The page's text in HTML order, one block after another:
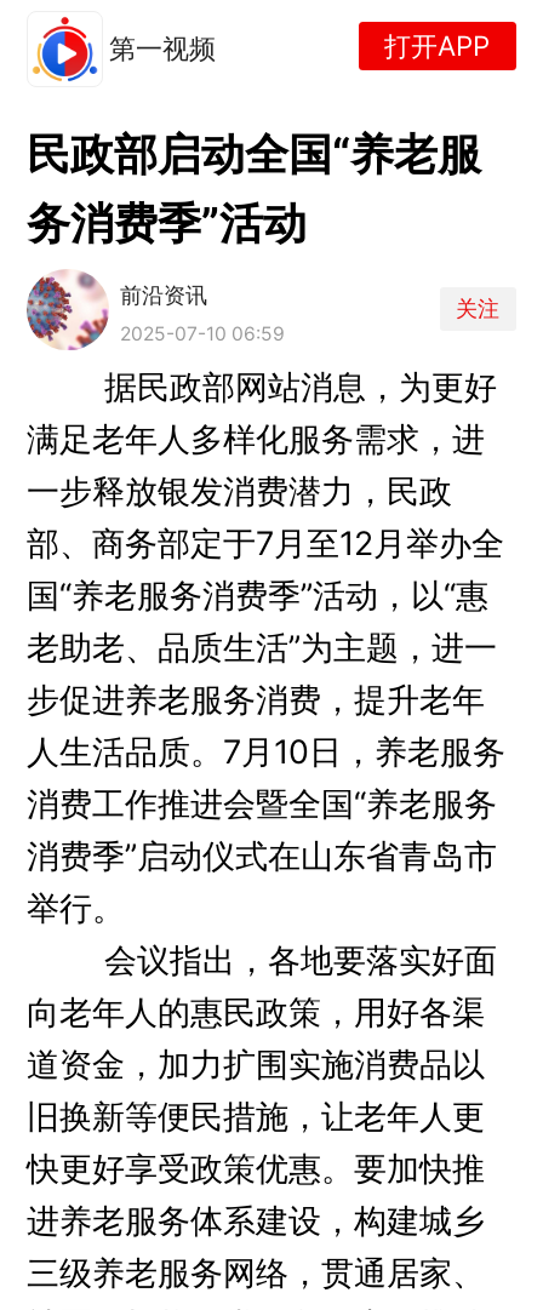
第一视频 打开APP
民政部启动全国“养老服
务消费季”活动
前沿资讯
2025-07-10 06:59
关注
据民政部网站消息，为更好
满足老年人多样化服务需求，进
一步释放银发消费潜力，民政
部、商务部定于7月至12月举办全
国“养老服务消费季”活动，以“惠
老助老、品质生活”为主题，进一
步促进养老服务消费，提升老年
人生活品质。7月10日，养老服务
消费工作推进会暨全国“养老服务
消费季”启动仪式在山东省青岛市
举行。
会议指出，各地要落实好面
向老年人的惠民政策，用好各渠
道资金，加力扩围实施消费品以
旧换新等便民措施，让老年人更
快更好享受政策优惠。要加快推
进养老服务体系建设，构建城乡
三级养老服务网络，贯通居家、